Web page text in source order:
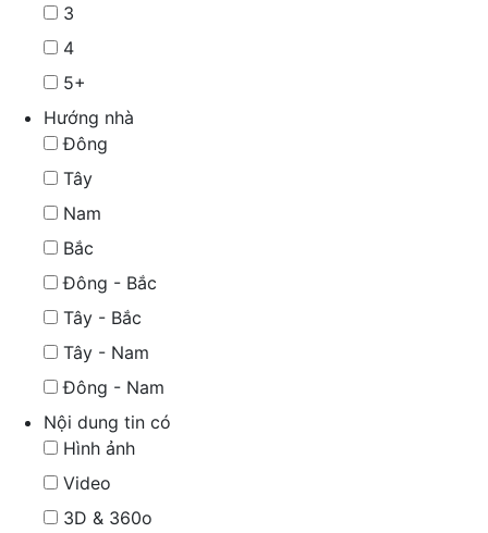
3
4
5+
Hướng nhà
Đông
Tây
Nam
Bắc
Đông - Bắc
Tây - Bắc
Tây - Nam
Đông - Nam
Nội dung tin có
Hình ảnh
Video
3D & 360o